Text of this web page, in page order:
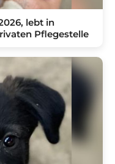
lebt in
Pflegestelle